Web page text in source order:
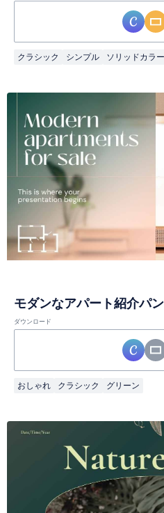
クラシック シンプル ソリッドカラー
モダンなアパート紹介パ
ダウンロード
おしゃれ クラシック グリーン